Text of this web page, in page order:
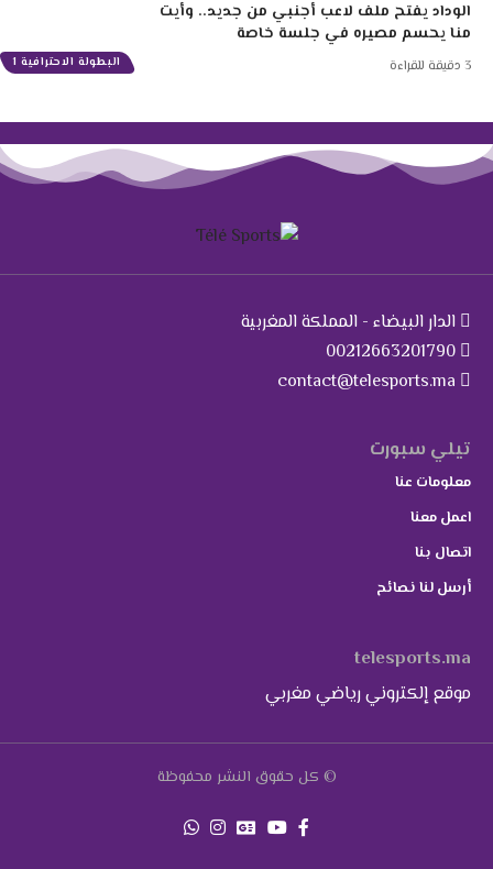
البطولة الاحترافية 1
الوداد يفتح ملف لاعب أجنبي من جديد.. وأيت
منا يحسم مصيره في جلسة خاصة
الدار البيضاء - المملكة المغربية
00212663201790
contact@telesports.ma
تيلي سبورت
معلومات عنا
اعمل معنا
اتصال بنا
أرسل لنا نصائح
telesports.ma
موقع إلكتروني رياضي مغربي
© كل حقوق النشر محفوظة